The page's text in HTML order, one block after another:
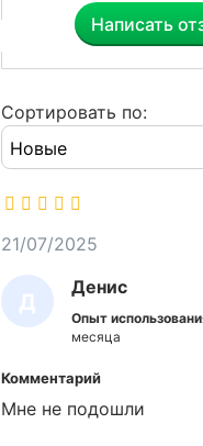
Написать
Сортировать по:
Д
Е
Денис
Опыт
месяца
21/07/2025
Комментарий
Мне не подошли